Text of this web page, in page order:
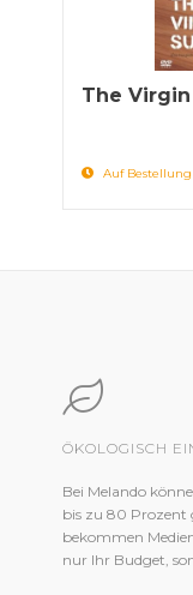
The
Auf
ÖKOLOGISCH
Bei Melando
bis zu 80 Prozent
bekommen
nur Ihr Budget,